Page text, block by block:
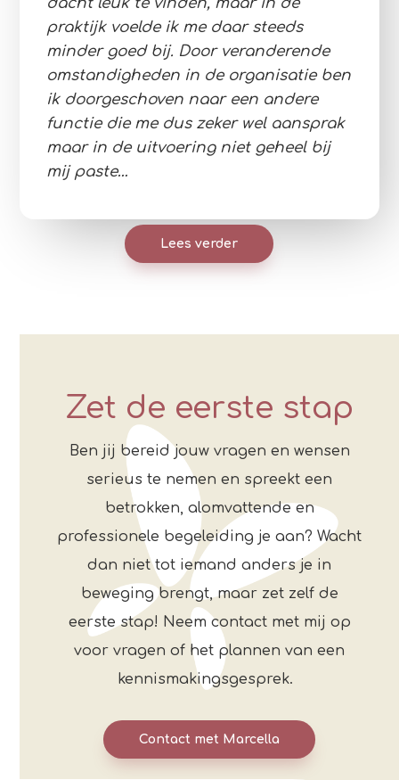
praktijk voelde ik me daar steeds
minder goed bij. Door veranderende
omstandigheden in de organisatie ben
ik doorgeschoven naar een andere
functie die me dus zeker wel aansprak
maar in de uitvoering niet geheel bij
mij paste…
Lees verder
Zet de eerste stap
Ben jij bereid jouw vragen en wensen
serieus te nemen en spreekt een
betrokken, alomvattende en
professionele begeleiding je aan? Wacht
dan niet tot iemand anders je in
beweging brengt, maar zet zelf de
eerste stap! Neem contact met mij op
voor vragen of het plannen van een
kennismakingsgesprek.
Contact met Marcella